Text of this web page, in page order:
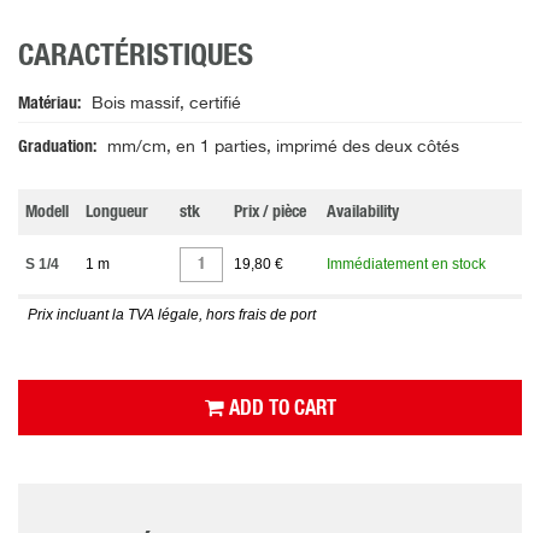
CARACTÉRISTIQUES
Matériau Bois massif, certifié
Graduation mm/cm, en 1 parties, imprimé des deux côtés
Modell Longueur stk Prix / pièce Availability
S 1/4 1 m 19,80 € Immédiatement en stock
Prix incluant la TVA légale, hors frais de port
ADD TO CART